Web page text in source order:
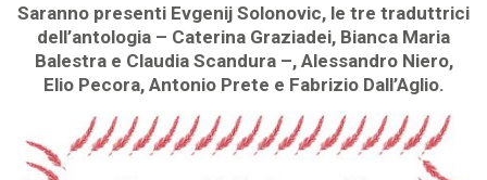
Saranno presenti Evgenij Solonovic, le tre traduttrici
dell’antologia – Caterina Graziadei, Bianca Maria
Balestra e Claudia Scandura –, Alessandro Niero,
Elio Pecora, Antonio Prete e Fabrizio Dall’Aglio.